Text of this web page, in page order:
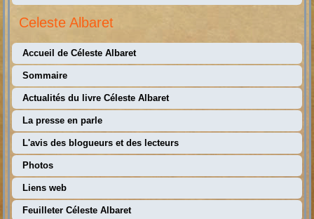
Celeste Albaret
Accueil de Céleste Albaret
Sommaire
Actualités du livre Céleste Albaret
La presse en parle
L'avis des blogueurs et des lecteurs
Photos
Liens web
Feuilleter Céleste Albaret